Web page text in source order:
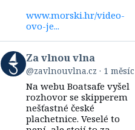
www.morski.hr/video-
ovo-je...
View
post
by
Bluesky
Za vlnou vlna
@zavlnouvlna.cz 1 měsíc
Na webu Boatsafe vyšel
rozhovor se skipperem
nešťastné české
plachetnice. Veselé to